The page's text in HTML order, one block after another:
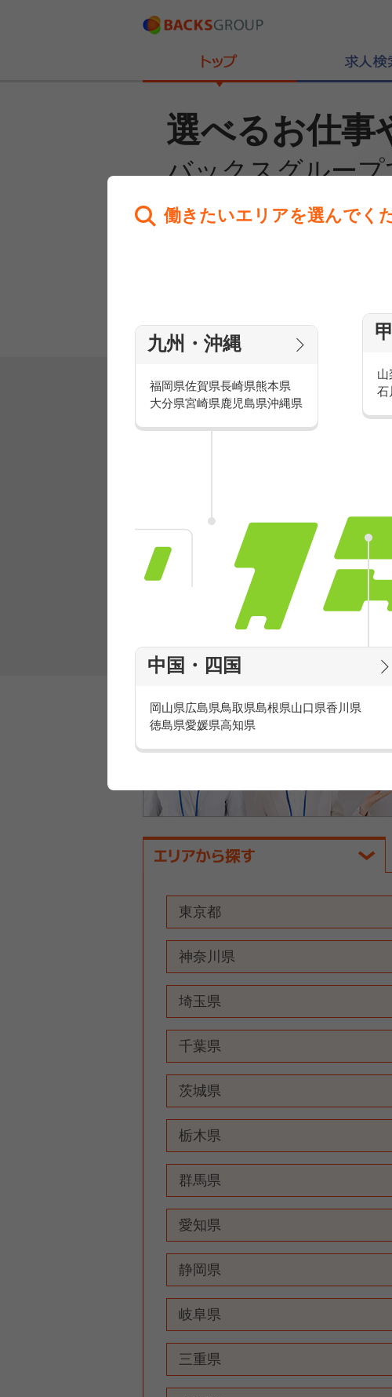
選べるお仕事
バックスグルー
働きたいエリアを選んでく
中国・四国
岡山県広島県鳥取県島根県山口県香川県
徳島県愛媛県高知県
九州・沖縄
福岡県佐賀県長崎県熊本県
大分県宮崎県鹿児島県沖縄県
山
石
派
有名ブランドで楽しく働こう
人気を誇るブランドで 販売&店舗運営スタッ
フ積極採用中！
東京都
神奈川県
埼玉県
千葉県
茨城県
栃木県
群馬県
愛知県
静岡県
岐阜県
三重県